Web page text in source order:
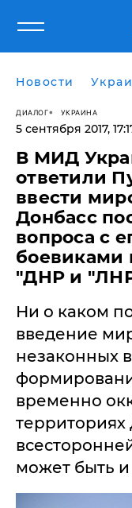
Новости
ДИАЛОГ УКРАИНА
5 сентября 2017,
В МИД
ответили
ввести
Донбасс
вопроса с
боевиками
"ДНР и
Ни о каком
введение
незаконных
временно
территориях
может быть